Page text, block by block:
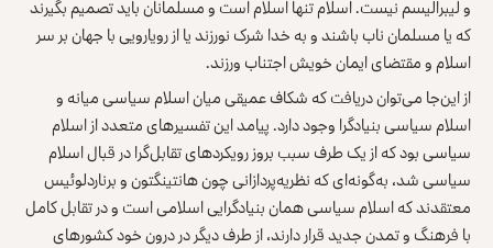
و لیبرالیسم نیست. اسلام تنها اسلام است و مسلمانان باید تصمیم بگیرند
که یا مسلمان ناب باشند و به خدا شرک نورزند یا از رویارویی با جهان بر سر
اسلام و مقتضای ایمان خویش اجتناب ورزند.
از این‌جا می‌توان دریافت که شکاف عمیقی میان اسلام سیاسی میانه و
اسلام سیاسی بنیادگرا وجود دارد. پیامد این تفسیرهای متعدد از اسلام
سیاسی بود که از یک طرف سبب بروز رویکردهای تقابل‌گرا در قبال اسلام
سیاسی شد، به‌گونه‌ای که نظریه‌پردازانی چون هانتینگتون و برناردلوئیس
معتقدند که اسلام سیاسی همان بنیادگرایی اسلامی است و در تقابل کامل
با فرهنگ و تمدن جدید قرار دارند، از طرف دیگر در درون خود کشورهای